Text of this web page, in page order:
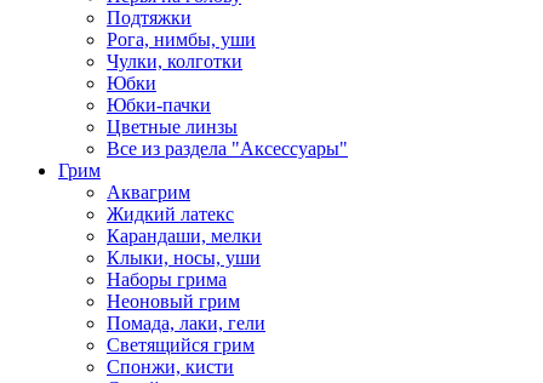
Подтяжки
Рога, нимбы, уши
Чулки, колготки
Юбки
Юбки-пачки
Цветные линзы
Все из раздела "Аксессуары"
Грим
Аквагрим
Жидкий латекс
Карандаши, мелки
Клыки, носы, уши
Наборы грима
Неоновый грим
Помада, лаки, гели
Светящийся грим
Спонжи, кисти